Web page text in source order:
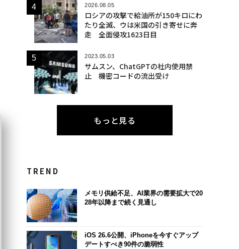
2026.08.05
ロシアの攻撃で給油所が150キロにわ
たり全滅、ウは米国の引き寄せに奔
走 全面侵攻1623日目
2023.05.03
サムスン、ChatGPTの社内使用禁
止 機密コードの流出受け
もっと見る
TREND
メモリ供給不足、AI業界の需要拡大で20
28年以降まで続く見通し
iOS 26.6公開、iPhoneを今すぐアップ
デートすべき90件の脆弱性